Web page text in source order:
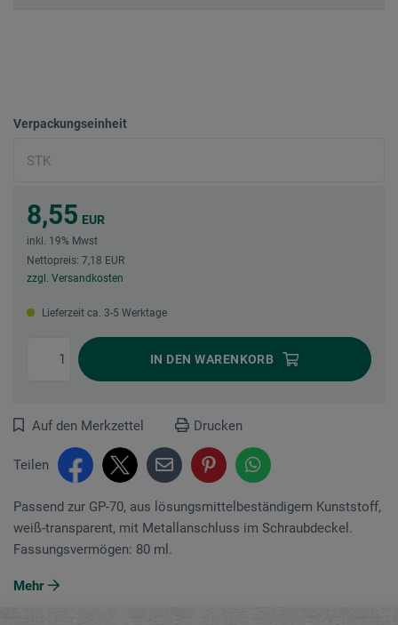
Verpackungseinheit
8,55 EUR
inkl. 19% Mwst
Nettopreis: 7,18 EUR
zzgl. Versandkosten
Lieferzeit ca. 3-5 Werktage
IN DEN WARENKORB
Auf den Merkzettel Drucken
Teilen
Passend zur GP-70, aus lösungsmittelbeständigem Kunststoff,
weiß-transparent, mit Metallanschluss im Schraubdeckel.
Fassungsvermögen: 80 ml.
Mehr